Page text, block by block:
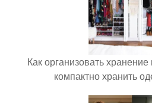
Как организовать
компактно хранить